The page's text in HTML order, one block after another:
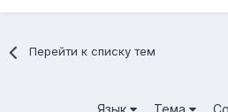
Перейти к списку тем